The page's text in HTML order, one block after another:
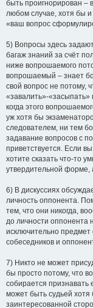
быть проигнорирован –
любом случае, хотя бы
«ваш вопрос
5) Вопросы здесь
багаж знаний за счёт
ниже вопрошаемого
вопрошаемый – знает
свой вопрос не потому,
«завалить»-
когда этого
уж хотя бы
следователем, ни тем
задавание вопросов с
приветствуется. Если
хотите сказать что-то
утвердительной форме,
6) В дискуссиях
личность оппонента.
тем, что они никогда,
до личности оппонента
исключительно предмет
собеседников и
7) Никто не может
бы просто потому, что
собирается признавать
может быть судьей хотя
заинтересованной